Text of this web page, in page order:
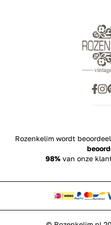
Rozenkelim wordt
98%van onze